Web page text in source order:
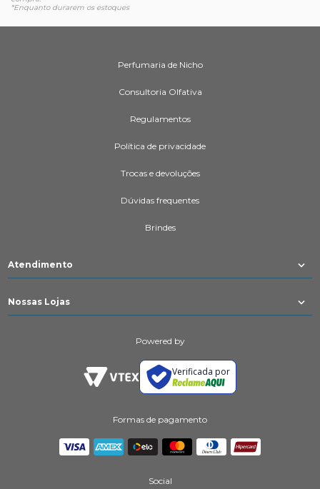
*Enquanto durarem os estoques
Perfumaria de Nicho
Consultoria Olfativa
Regulamentos
Política de privacidade
Trocas e devoluções
Dúvidas frequentes
Brindes
Atendimento
Nossas Lojas
Powered by
Verificada por
Formas de pagamento
Social